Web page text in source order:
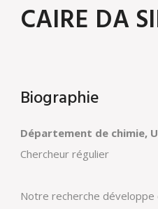
CAIRE DA
Biographie
Département de chimie,
Chercheur régulier
Notre recherche développe